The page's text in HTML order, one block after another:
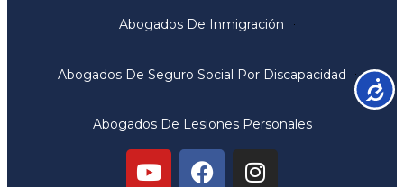
Abogados De Inmigración
Abogados De Seguro Social Por Discapacidad
Abogados De Lesiones Personales